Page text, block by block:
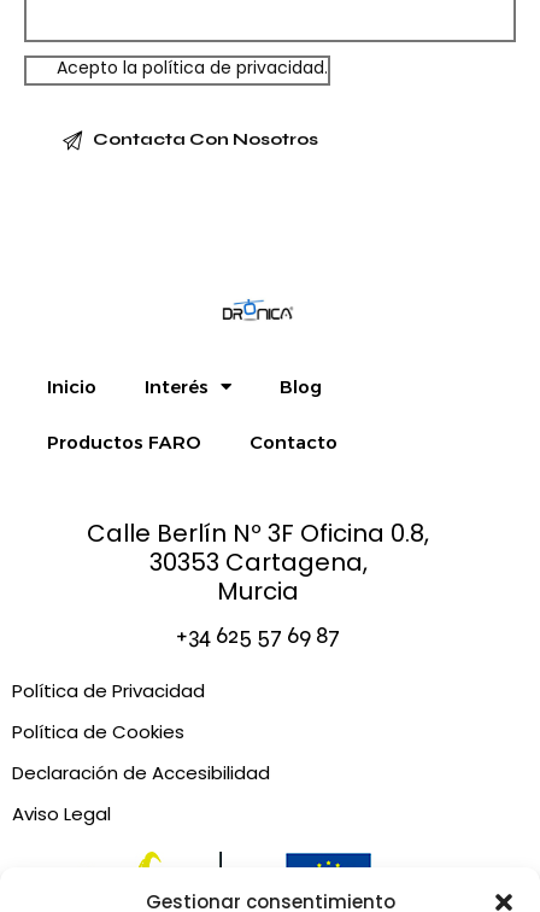
Gestionar consentimiento
Acepto lapolítica de privacidad.
Inicio Interés Blog
Productos FARO Contacto
Calle Berlín Nº 3F Oficina 0.8,
30353 Cartagena,
Murcia
+34 625 57 69 87
Política de Privacidad
Política de Cookies
Declaración de Accesibilidad
Aviso Legal